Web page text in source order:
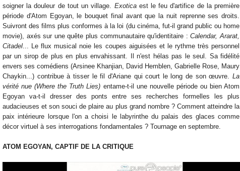
soigner la douleur de tout un village. Exoticaest le feu d'artifice de la première
période d'Atom Egoyan, le bouquet final avant que la nuit reprenne ses droits.
Suivront des films plus conformes à la loi (du cinéma, fut-il grand public ou home
movie), axés sur une quête plus communautaire qu'identitaire :Calendar, Ararat,
Citadel ... Le flux musical noie les coupes aiguisées et le rythme très personnel
par un sirop de plus en plus envahissant. Il n'est hélas pas le seul. Sa fidélité
envers ses comédiens (Arsinee Khanjian, David Hemblen, Gabrielle Rose, Maury
Chaykin...) contribue à tisser le fil d'Ariane qui court le long de son œuvre. La
vérité nue (Where the Truth Lies) entame-t-il une nouvelle période ou bien Atom
Egoyan va-t-il dresser des ponts entre ses recherches formelles les plus
audacieuses et son souci de plaire au plus grand nombre ? Comment atteindre la
paix intérieure lorsque l'on a choisi le labyrinthe du palais des glaces comme
décor virtuel à ses interrogations fondamentales ? Tournage en septembre.
ATOM EGOYAN, CAPTIF DE LA CRITIQUE